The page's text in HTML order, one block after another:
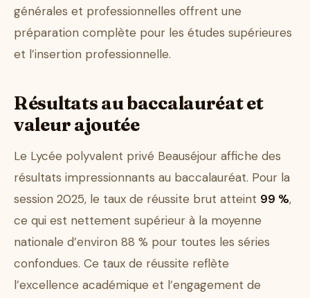
générales et professionnelles offrent une
préparation complète pour les études supérieures
et l’insertion professionnelle.
Résultats au baccalauréat et
valeur ajoutée
Le Lycée polyvalent privé Beauséjour affiche des
résultats impressionnants au baccalauréat. Pour la
session 2025, le taux de réussite brut atteint 99 %,
ce qui est nettement supérieur à la moyenne
nationale d’environ 88 % pour toutes les séries
confondues. Ce taux de réussite reflète
l’excellence académique et l’engagement de